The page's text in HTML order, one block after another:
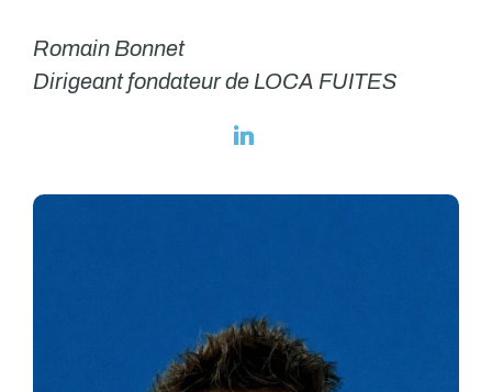
Romain Bonnet
Dirigeant fondateur de LOCA FUITES